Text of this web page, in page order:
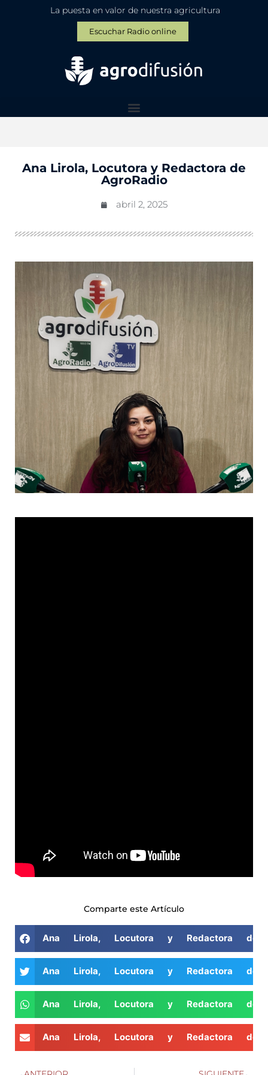
La puesta en valor de nuestra agricultura
Escuchar Radio online
Ana Lirola, Locutora y Redactora de
AgroRadio
abril 2, 2025
Comparte este Artículo
Ana Lirola, Locutora y Redactora de
Ana Lirola, Locutora y Redactora de
Ana Lirola, Locutora y Redactora de
Ana Lirola, Locutora y Redactora de